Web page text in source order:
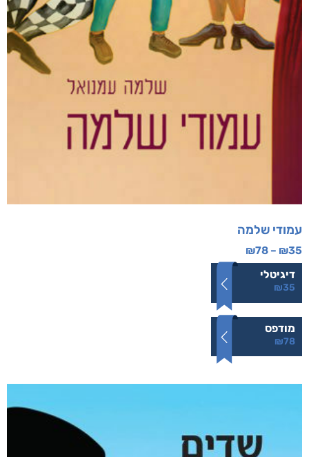
עמודי שלמה
₪35
–
₪78
דיגיטלי
₪35
מודפס
₪78